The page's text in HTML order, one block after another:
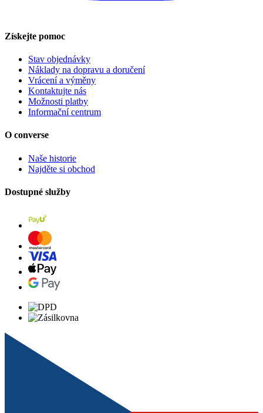
Získejte pomoc
Stav objednávky
Náklady na dopravu a doručení
Vrácení a výměny
Kontaktujte nás
Možnosti platby
Informační centrum
O converse
Naše historie
Najděte si obchod
Dostupné služby